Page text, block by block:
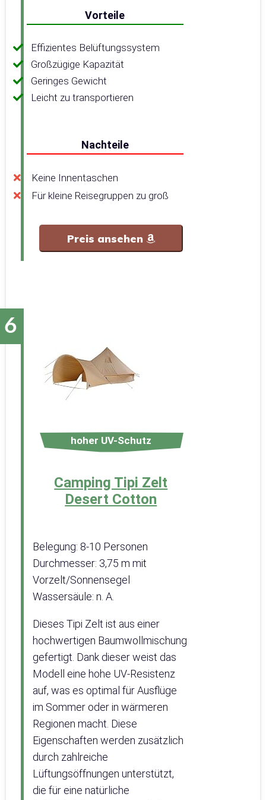
Vorteile
Effizientes Belüftungssystem
Großzügige Kapazität
Geringes Gewicht
Leicht zu transportieren
Nachteile
Keine Innentaschen
Für kleine Reisegruppen zu groß
Preis ansehen
hoher UV-Schutz
Camping Tipi Zelt
Desert Cotton
Belegung: 8-10 Personen
Durchmesser: 3,75 m mit
Vorzelt/Sonnensegel
Wassersäule: n. A.
Dieses Tipi Zelt ist aus einer
hochwertigen Baumwollmischung
gefertigt. Dank dieser weist das
Modell eine hohe UV-Resistenz
auf, was es optimal für Ausflüge
im Sommer oder in wärmeren
Regionen macht. Diese
Eigenschaften werden zusätzlich
durch zahlreiche
Lüftungsöffnungen unterstützt,
die für eine natürliche